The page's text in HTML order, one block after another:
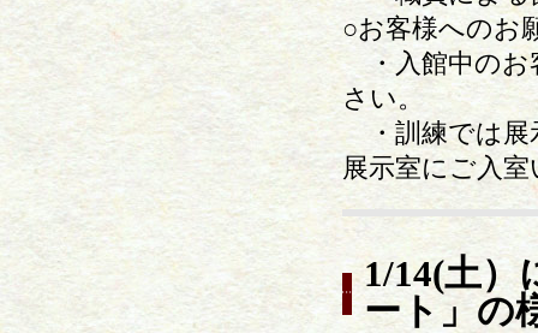
○お客様への
・入館中のお
さい。
・訓練では展
展示室にご入
1/14(土）
ート」の